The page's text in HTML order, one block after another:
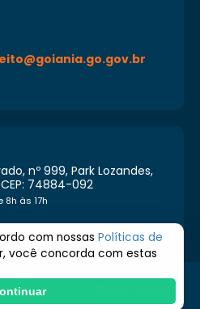
nº 999, Park Lozandes,
74884-092
8h às 17h
os direitos
com nossas Políticas de
você concorda com estas